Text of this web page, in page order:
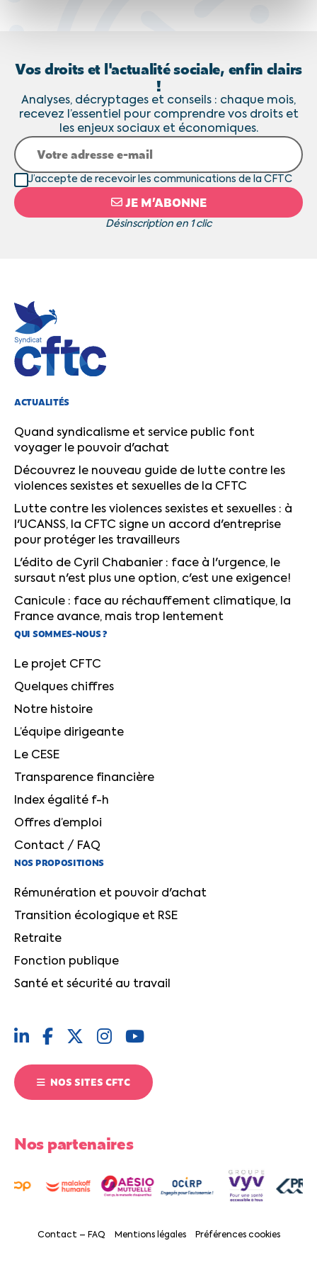
Vos droits et l'actualité sociale, enfin clairs
!
Analyses, décryptages et conseils : chaque mois,
recevez l’essentiel pour comprendre vos droits et
les enjeux sociaux et économiques.
JE M’ABONNE
Désinscription en 1 clic
J’accepte de recevoir les communications de la CFTC
ACTUALITÉS
Quand syndicalisme et service public font
voyager le pouvoir d'achat
Découvrez le nouveau guide de lutte contre les
violences sexistes et sexuelles de la CFTC
Lutte contre les violences sexistes et sexuelles : à
l'UCANSS, la CFTC signe un accord d'entreprise
pour protéger les travailleurs
L'édito de Cyril Chabanier : face à l'urgence, le
sursaut n'est plus une option, c'est une exigence!
Canicule : face au réchauffement climatique, la
France avance, mais trop lentement
QUI SOMMES-NOUS ?
Le projet CFTC
Quelques chiffres
Notre histoire
L’équipe dirigeante
Le CESE
Transparence financière
Index égalité f-h
Offres d’emploi
Contact / FAQ
NOS PROPOSITIONS
Rémunération et pouvoir d'achat
Transition écologique et RSE
Retraite
Fonction publique
Santé et sécurité au travail
NOS SITES CFTC
Nos partenaires
Contact – FAQ Mentions légales Préférences cookies